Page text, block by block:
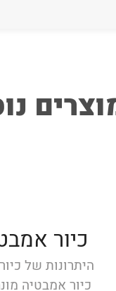
כיור
היתרונות של
כיור אמבטיה